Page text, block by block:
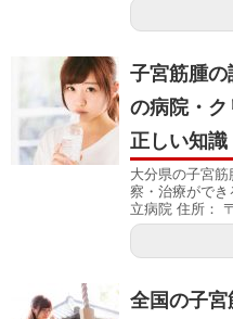
子宮筋腫
の病院・
正しい知識
大分県の子宮
察・治療がで
立病院 住所：
全国の子宮